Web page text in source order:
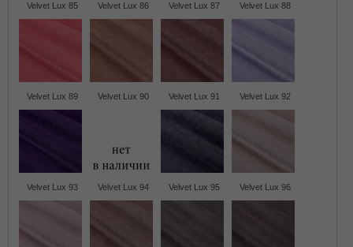
Velvet Lux 85 Velvet Lux 86 Velvet Lux 87 Velvet Lux 88
Velvet Lux 89 Velvet Lux 90 Velvet Lux 91 Velvet Lux 92
Velvet Lux 93 Velvet Lux 94 Velvet Lux 95 Velvet Lux 96